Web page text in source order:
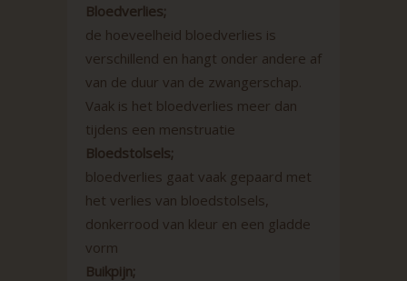
Bloedverlies;
de hoeveelheid bloedverlies is
verschillend en hangt onder andere af
van de duur van de zwangerschap.
Vaak is het bloedverlies meer dan
tijdens een menstruatie
Bloedstolsels;
bloedverlies gaat vaak gepaard met
het verlies van bloedstolsels,
donkerrood van kleur en een gladde
vorm
Buikpijn;